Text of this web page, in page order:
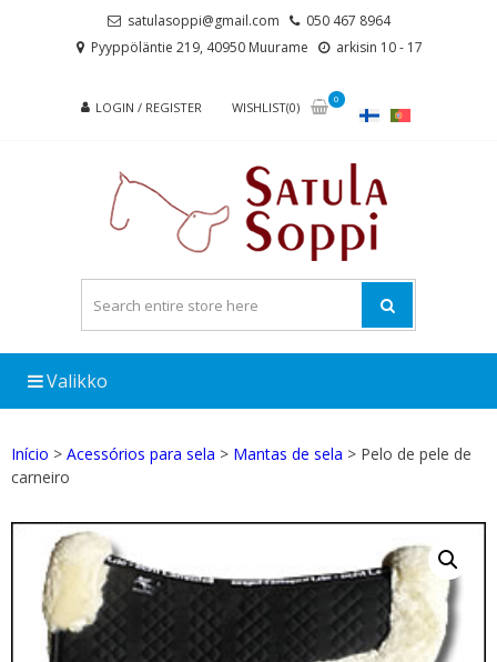
satulasoppi@gmail.com
050 467 8964
Pyyppöläntie 219, 40950 Muurame
arkisin 10 - 17
LOGIN / REGISTER WISHLIST(0)
0
Valikko
Início > Acessórios para sela > Mantas de sela > Pelo de pele de
carneiro